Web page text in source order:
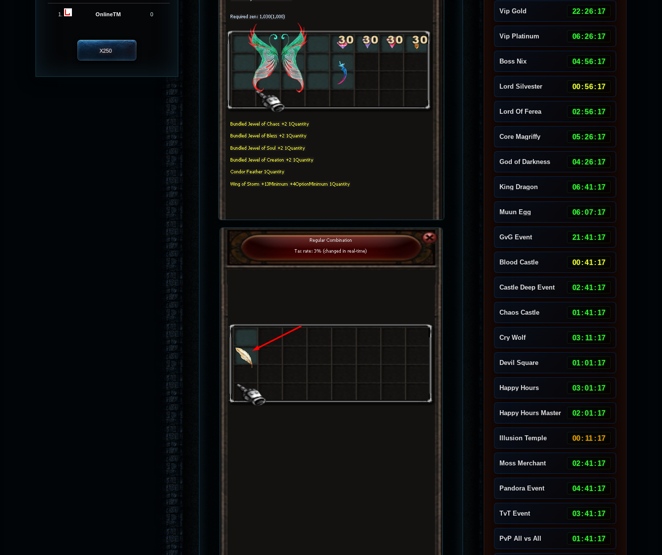
1. OnlineTM 0
X250
Vip Gold 22:26: 14
Vip Platinum 06:26: 14
Boss Nix 04:56: 14
Lord Silvester 00:56: 14
Lord Of Ferea 02:56: 14
Core Magriffy 05:26: 14
God of Darkness 04:26: 14
King Dragon 06:41: 14
Muun Egg 06:07: 14
GvG Event 21:41: 14
Blood Castle 00:41: 14
Castle Deep Event 02:41: 14
Chaos Castle 01:41: 14
Cry Wolf 03: 11 : 14
Devil Square 01:01: 14
Happy Hours 03:01: 14
Happy Hours Master 02:01: 14
Illusion Temple 00: 11 : 14
Moss Merchant 02:41: 14
Pandora Event 04:41: 14
TvT Event 03:41: 14
PvP All vs All 01:41: 14